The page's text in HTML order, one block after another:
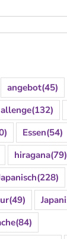
angebot(45)
(132)
Essen(54)
hiragana(79)
(228)
(49)
(84)